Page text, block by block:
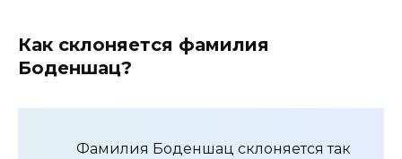
Как склоняется фамилия
Боденшац?
Фамилия Боденшац склоняется так